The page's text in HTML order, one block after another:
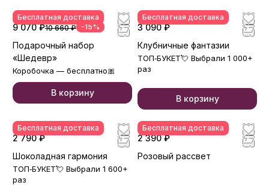
Бесплатная доставка
9 070 ₽10 660 ₽ -15%
Подарочный набор
«Шедевр»
Коробочка — бесплатно🎀
В корзину
Бесплатная доставка
3 090 ₽
Клубничные фантазии
ТОП‑БУКЕТ💘 Выбрали 1 000+
раз
В корзину
Бесплатная доставка
2 790 ₽
Шоколадная гармония
ТОП‑БУКЕТ💘 Выбрали 1 600+
раз
Бесплатная доставка
2 390 ₽
Розовый рассвет